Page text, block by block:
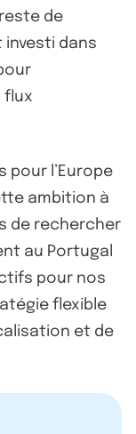
reste de
investi dans
flux
pour l’Europe
ambition à
de rechercher
au Portugal
pour nos
flexible
et de